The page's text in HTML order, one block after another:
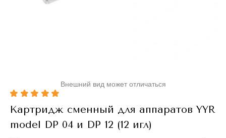
Внешний вид может отличаться
Картридж сменный для аппаратов YYR
model DP 04 и DP 12 (12 игл)